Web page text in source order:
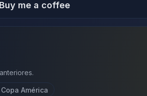
Buy me a coffee
Copa América